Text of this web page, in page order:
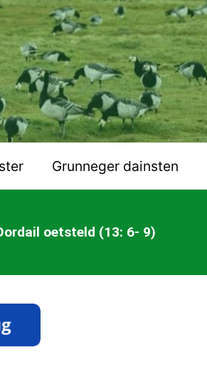
Grunneger dainsten
oetsteld (13: 6- 9)